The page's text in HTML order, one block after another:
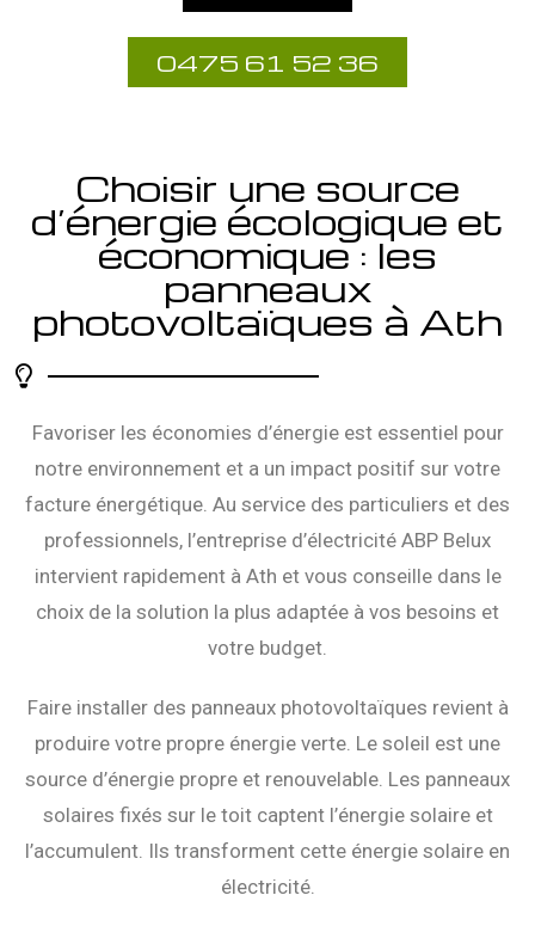
0475 61 52 36
Choisir une source
d’énergie écologique et
économique : les
panneaux
photovoltaïques à Ath
Favoriser les économies d’énergie est essentiel pour
notre environnement et a un impact positif sur votre
facture énergétique. Au service des particuliers et des
professionnels, l’entreprise d’électricité ABP Belux
intervient rapidement à Ath et vous conseille dans le
choix de la solution la plus adaptée à vos besoins et
votre budget.
Faire installer des panneaux photovoltaïques revient à
produire votre propre énergie verte. Le soleil est une
source d’énergie propre et renouvelable. Les panneaux
solaires fixés sur le toit captent l’énergie solaire et
l’accumulent. Ils transforment cette énergie solaire en
électricité.